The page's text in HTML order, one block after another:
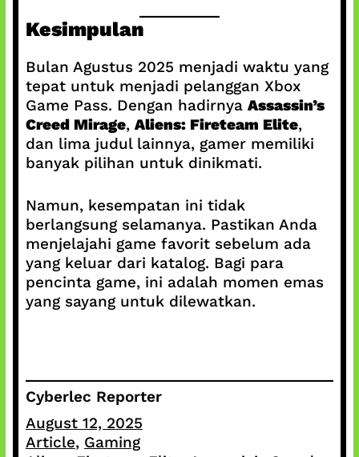
Kesimpulan
Bulan Agustus 2025 menjadi waktu yang
tepat untuk menjadi pelanggan Xbox
Game Pass. Dengan hadirnya Assassin’s
Creed Mirage, Aliens: Fireteam Elite,
dan lima judul lainnya, gamer memiliki
banyak pilihan untuk dinikmati.
Namun, kesempatan ini tidak
berlangsung selamanya. Pastikan Anda
menjelajahi game favorit sebelum ada
yang keluar dari katalog. Bagi para
pencinta game, ini adalah momen emas
yang sayang untuk dilewatkan.
Cyberlec Reporter
August 12, 2025
Article, Gaming